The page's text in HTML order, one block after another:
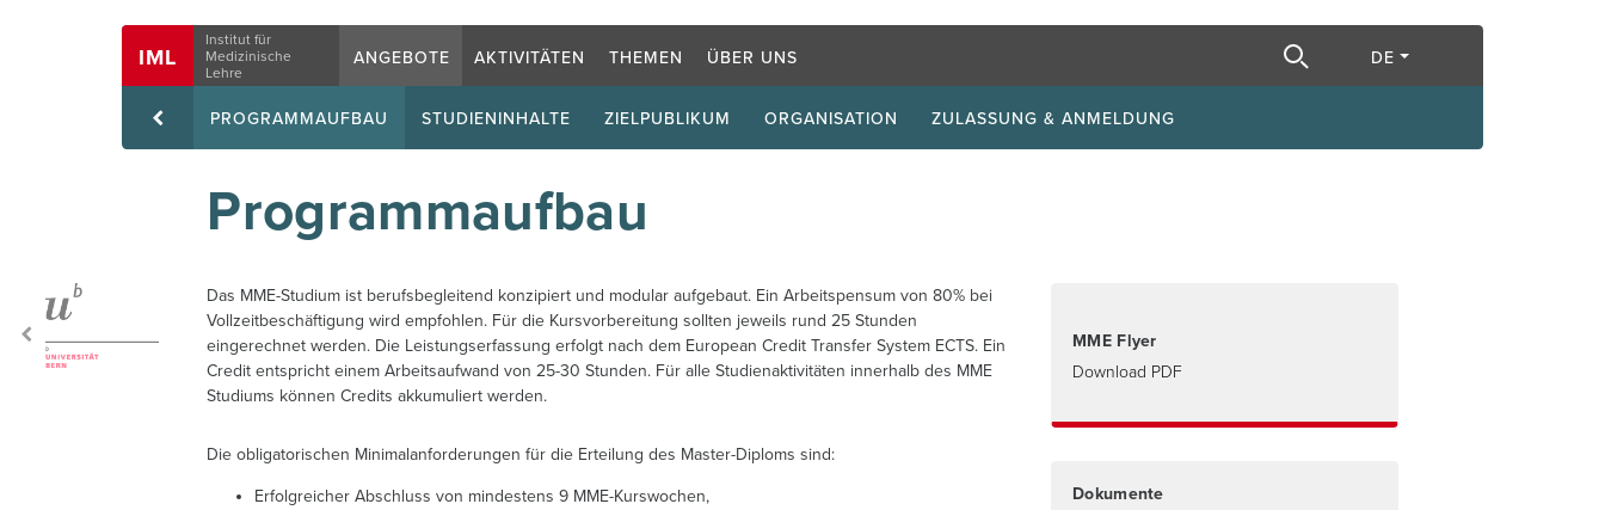
Navigation
IML
Institut für
Medizinische
Lehre
ANGEBOTE AKTIVITÄTEN THEMEN ÜBER UNS
DE
PROGRAMMAUFBAU STUDIENINHALTE ZIELPUBLIKUM ORGANISATION ZULASSUNG & ANMELDUNG
Programmaufbau
Das MME-Studium ist berufsbegleitend konzipiert und modular aufgebaut. Ein Arbeitspensum von 80% bei
Vollzeitbeschäftigung wird empfohlen. Für die Kursvorbereitung sollten jeweils rund 25 Stunden
eingerechnet werden. Die Leistungserfassung erfolgt nach dem European Credit Transfer System ECTS. Ein
Credit entspricht einem Arbeitsaufwand von 25-30 Stunden. Für alle Studienaktivitäten innerhalb des MME
Studiums können Credits akkumuliert werden.
Die obligatorischen Minimalanforderungen für die Erteilung des Master-Diploms sind:
Erfolgreicher Abschluss von mindestens 9 MME-Kurswochen,
MME Flyer
Download PDF
Dokumente